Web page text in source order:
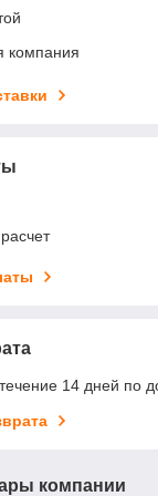
компания
14 дней по
компании